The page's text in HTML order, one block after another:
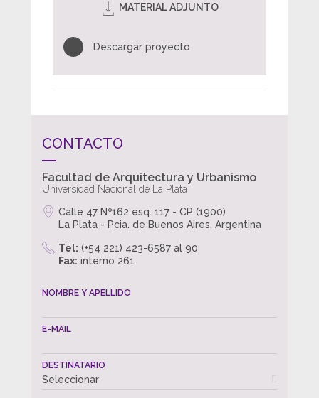
MATERIAL ADJUNTO
Descargar proyecto
CONTACTO
Facultad de Arquitectura y Urbanismo
Universidad Nacional de La Plata
Calle 47 Nº162 esq. 117 - CP (1900)
La Plata - Pcia. de Buenos Aires, Argentina
Tel: (+54 221) 423-6587 al 90
Fax: interno 261
NOMBRE Y APELLIDO
E-MAIL
DESTINATARIO
Seleccionar